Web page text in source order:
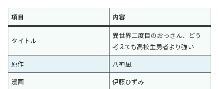
項目 内容
タイトル
異世界二度目のおっさん、どう
考えても高校生勇者より強い
原作
八神凪
漫画
伊藤ひずみ